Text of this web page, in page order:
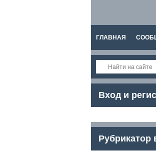
ГЛАВНАЯ
СПРАВКА
Вход и
Рубрикатор